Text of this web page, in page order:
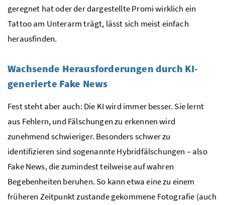
geregnet hat oder der dargestellte Promi wirklich ein
Tattoo am Unterarm trägt, lässt sich meist einfach
herausfinden.
Wachsende Herausforderungen durch KI-
generierte Fake News
Fest steht aber auch: Die KI wird immer besser. Sie lernt
aus Fehlern, und Fälschungen zu erkennen wird
zunehmend schwieriger. Besonders schwer zu
identifizieren sind sogenannte Hybridfälschungen – also
Fake News, die zumindest teilweise auf wahren
Begebenheiten beruhen. So kann etwa eine zu einem
früheren Zeitpunkt zustande gekommene Fotografie (auch